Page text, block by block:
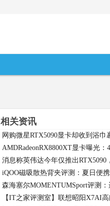
相关资讯
网购微星RTX5090显卡却收到浴巾
AMDRadeonRX8800XT显卡曝光：
消息称英伟达今年仅推出RTX5090
iQOO磁吸散热背夹评测：夏日便携
森海塞尔MOMENTUMSport评测：
【IT之家评测室】联想昭阳X7AI